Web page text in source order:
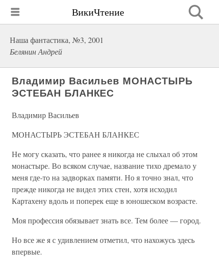
ВикиЧтение
Наша фантастика, №3, 2001
Белянин Андрей
Владимир Васильев МОНАСТЫРЬ
ЭСТЕБАН БЛАНКЕС
Владимир Васильев
МОНАСТЫРЬ ЭСТЕБАН БЛАНКЕС
Не могу сказать, что ранее я никогда не слыхал об этом
монастыре. Во всяком случае, название тихо дремало у
меня где-то на задворках памяти. Но я точно знал, что
прежде никогда не видел этих стен, хотя исходил
Картахену вдоль и поперек еще в юношеском возрасте.
Моя профессия обязывает знать все. Тем более — город.
Но все же я с удивлением отметил, что нахожусь здесь
впервые.